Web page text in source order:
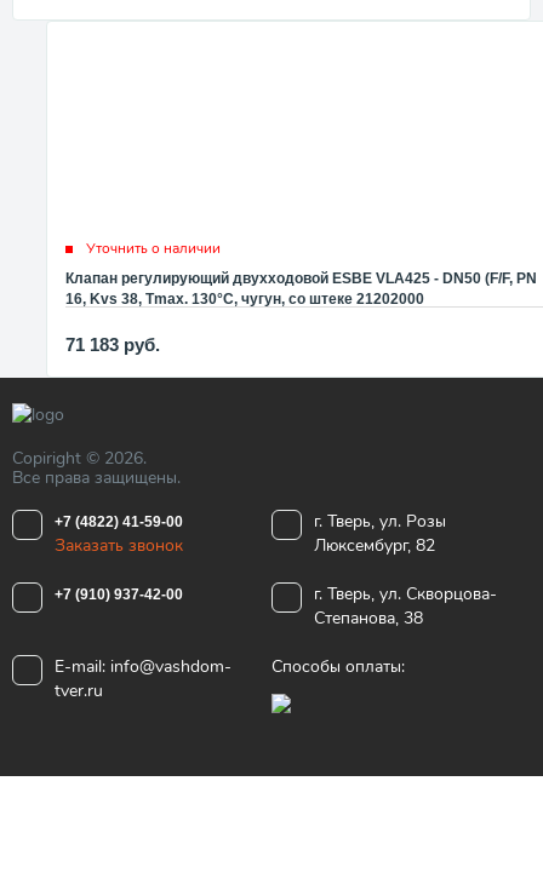
Уточнить о наличии
Клапан регулирующий двухходовой ESBE VLA425 - DN50 (F/F, PN
16, Kvs 38, Tmax. 130°C, чугун, со штеке 21202000
71 183 руб.
Copiright © 2026.
Все права защищены.
+7 (4822) 41-59-00
Заказать звонок
г. Тверь, ул. Розы
Люксембург, 82
+7 (910) 937-42-00
г. Тверь, ул. Скворцова-
Степанова, 38
E-mail: info@vashdom-
tver.ru
Способы оплаты: